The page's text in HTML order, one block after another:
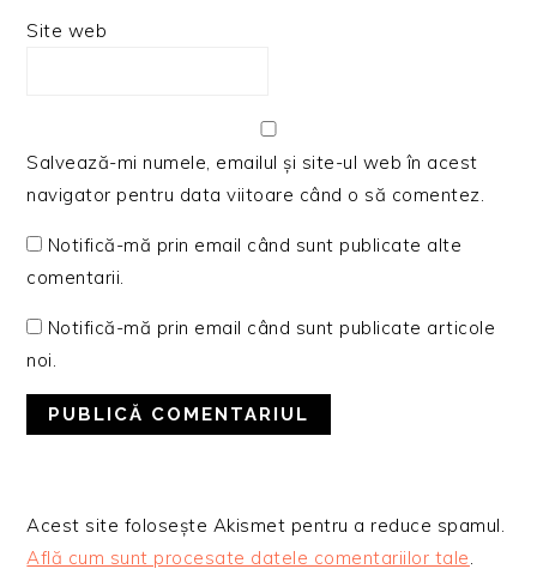
Site web
Salvează-mi numele, emailul și site-ul web în acest
navigator pentru data viitoare când o să comentez.
Notifică-mă prin email când sunt publicate alte
comentarii.
Notifică-mă prin email când sunt publicate articole
noi.
Acest site folosește Akismet pentru a reduce spamul.
Află cum sunt procesate datele comentariilor tale.